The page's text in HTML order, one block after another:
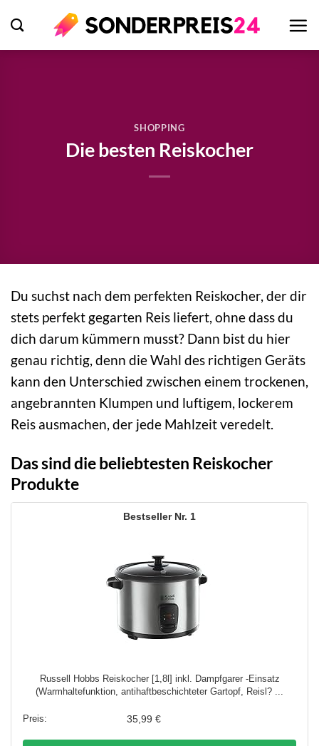
Inhalt
springen
SHOPPING
Die besten Reiskocher
Du suchst nach dem perfekten Reiskocher, der dir
stets perfekt gegarten Reis liefert, ohne dass du
dich darum kümmern musst? Dann bist du hier
genau richtig, denn die Wahl des richtigen Geräts
kann den Unterschied zwischen einem trockenen,
angebrannten Klumpen und luftigem, lockerem
Reis ausmachen, der jede Mahlzeit veredelt.
Das sind die beliebtesten Reiskocher
Produkte
1
Russell Hobbs Reiskocher [1,8l] inkl. Dampfgarer -Einsatz
(Warmhaltefunktion, antihaftbeschichteter Gartopf, Reisl? ...
35,99 €